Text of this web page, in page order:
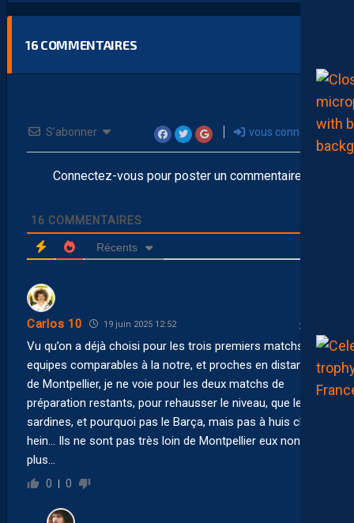
16 COMMENTAIRES
S’abonner vous connecter
Connectez-vous pour poster un commentaire
16 COMMENTAIRES
Récents
Carlos 10 19 juin 2025 12:52
Vu qu’on a déjà choisi pour les trois premiers matchs des
equipes comparables à la notre, et proches en distance
de Montpellier, je ne voie pour les deux matchs de
préparation restants, pour rehausser le niveau, que les
sardines, et pourquoi pas le Barça, mais pas à huis clos,
hein… Ils ne sont pas très loin de Montpellier eux non
plus…
0 0